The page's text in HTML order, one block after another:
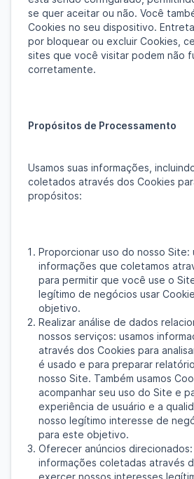
se quer aceitar ou não. Você
Cookies no seu dispositivo.
por bloquear ou excluir Cookies,
sites que você visitar podem não
corretamente.
Propósitos de Processamento
Usamos suas informações,
coletados através dos Cookies
propósitos:
Proporcionar uso do nosso Site:
informações que coletamos
para permitir que você use o
legítimo de negócios usar
objetivo.
Realizar análise de dados
nossos serviços: usamos
através dos Cookies para
é usado e para preparar
nosso Site. Também usamos
acompanhar seu uso do Site e
experiência de usuário e a
nosso legítimo interesse de
para este objetivo.
Oferecer anúncios direcionados:
informações coletadas através
exercer nossos interesses